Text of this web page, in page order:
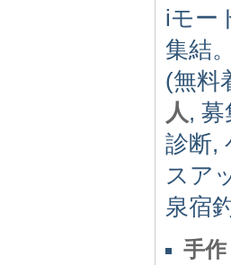
iモー
集結
(無料
人,
診断,
スア
泉宿
手